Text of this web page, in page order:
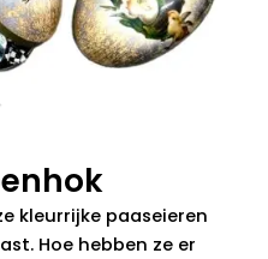
kleurrijke paaseieren
Hoe hebben ze er